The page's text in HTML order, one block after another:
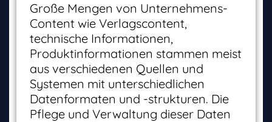
Große Mengen von Unternehmens-
Content wie Verlagscontent,
technische Informationen,
Produktinformationen stammen meist
aus verschiedenen Quellen und
Systemen mit unterschiedlichen
Datenformaten und -strukturen. Die
Pflege und Verwaltung dieser Daten